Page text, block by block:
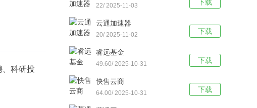
、科研投
下载
22/ 2025-11-03
下载
云通加速器
20/ 2025-11-02
下载
睿远基金
49.60/ 2025-10-31
下载
快售云商
64.00/ 2025-10-31